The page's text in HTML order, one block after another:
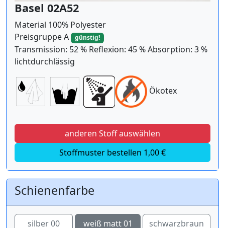
Basel 02A52
Material 100% Polyester
Preisgruppe A
günstig!
Transmission: 52 % Reflexion: 45 % Absorption: 3 %
lichtdurchlässig
Ökotex
anderen Stoff auswählen
Stoffmuster bestellen 1,00 €
Schienenfarbe
silber 00 weiß matt 01 schwarzbraun